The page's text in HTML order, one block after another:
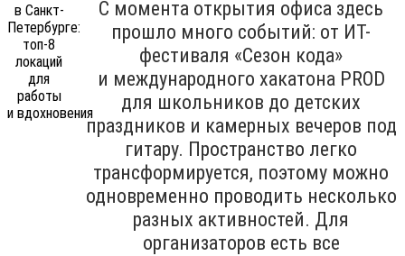
С момента открытия офиса здесь
прошло много событий: от ИТ-
фестиваля «Сезон кода»
и международного хакатона PROD
для школьников до детских
праздников и камерных вечеров под
гитару. Пространство легко
трансформируется, поэтому можно
одновременно проводить несколько
разных активностей. Для
организаторов есть все